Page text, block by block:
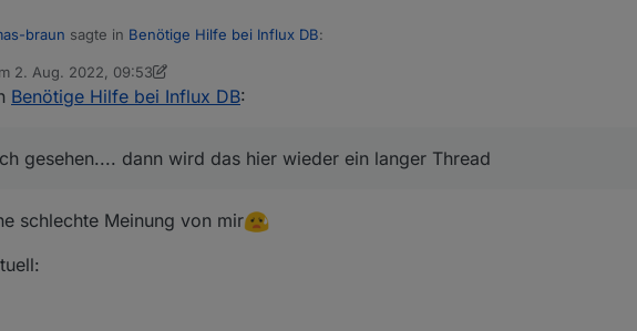
braun sagte in Benötige Hilfe bei Influx DB:
kam mit influxdb2 an
ichs auch gesehen.... dann wird das hier wieder ein langer Thread
2. Aug. 2022, 09:53
von Altersrentner8. Feb. 2022, 11:58
Benötige Hilfe bei Influx DB:
gesehen.... dann wird das hier wieder ein langer Thread
schlechte Meinung von mir